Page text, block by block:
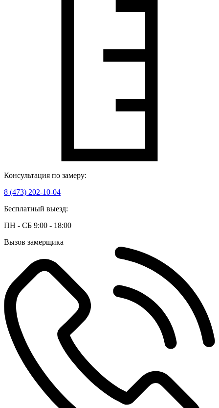
Консультация по замеру:
8 (473) 202-10-04
Бесплатный выезд:
ПН - СБ 9:00 - 18:00
Вызов замерщика